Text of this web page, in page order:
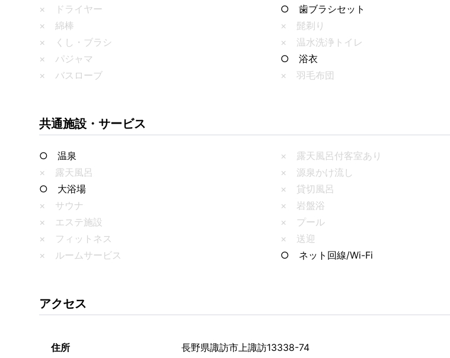
× ドライヤー
○ 歯ブラシセット
× 綿棒
× 髭剃り
× くし・ブラシ
× 温水洗浄トイレ
× パジャマ
○ 浴衣
× バスローブ
× 羽毛布団
共通施設・サービス
○ 温泉
× 露天風呂付客室あり
× 露天風呂
× 源泉かけ流し
○ 大浴場
× 貸切風呂
× サウナ
× 岩盤浴
× エステ施設
× プール
× フィットネス
× 送迎
× ルームサービス
○ ネット回線/Wi-Fi
アクセス
住所 長野県諏訪市上諏訪13338-74